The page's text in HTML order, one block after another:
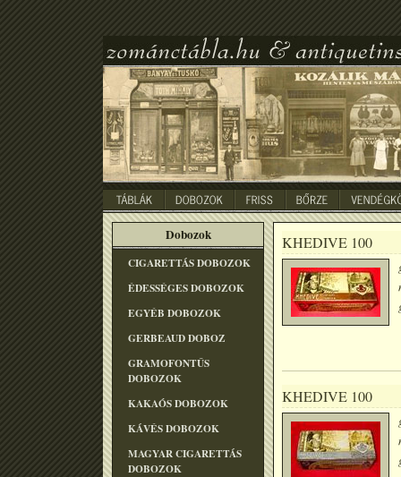
Dobozok
CIGARETTÁS DOBOZOK
ÉDESSÉGES DOBOZOK
EGYÉB DOBOZOK
GERBEAUD DOBOZ
GRAMOFONTÛS
DOBOZOK
KAKAÓS DOBOZOK
KÁVÉS DOBOZOK
MAGYAR CIGARETTÁS
DOBOZOK
KHEDIVE 100
KHEDIVE 100